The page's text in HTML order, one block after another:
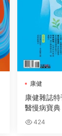
康健
康健雜誌
醫慢病寶典
424